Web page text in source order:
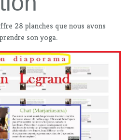
28 planches que nous avons
son yoga.